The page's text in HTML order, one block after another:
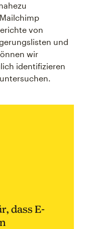
von
und
wir
identifizieren
dass E-